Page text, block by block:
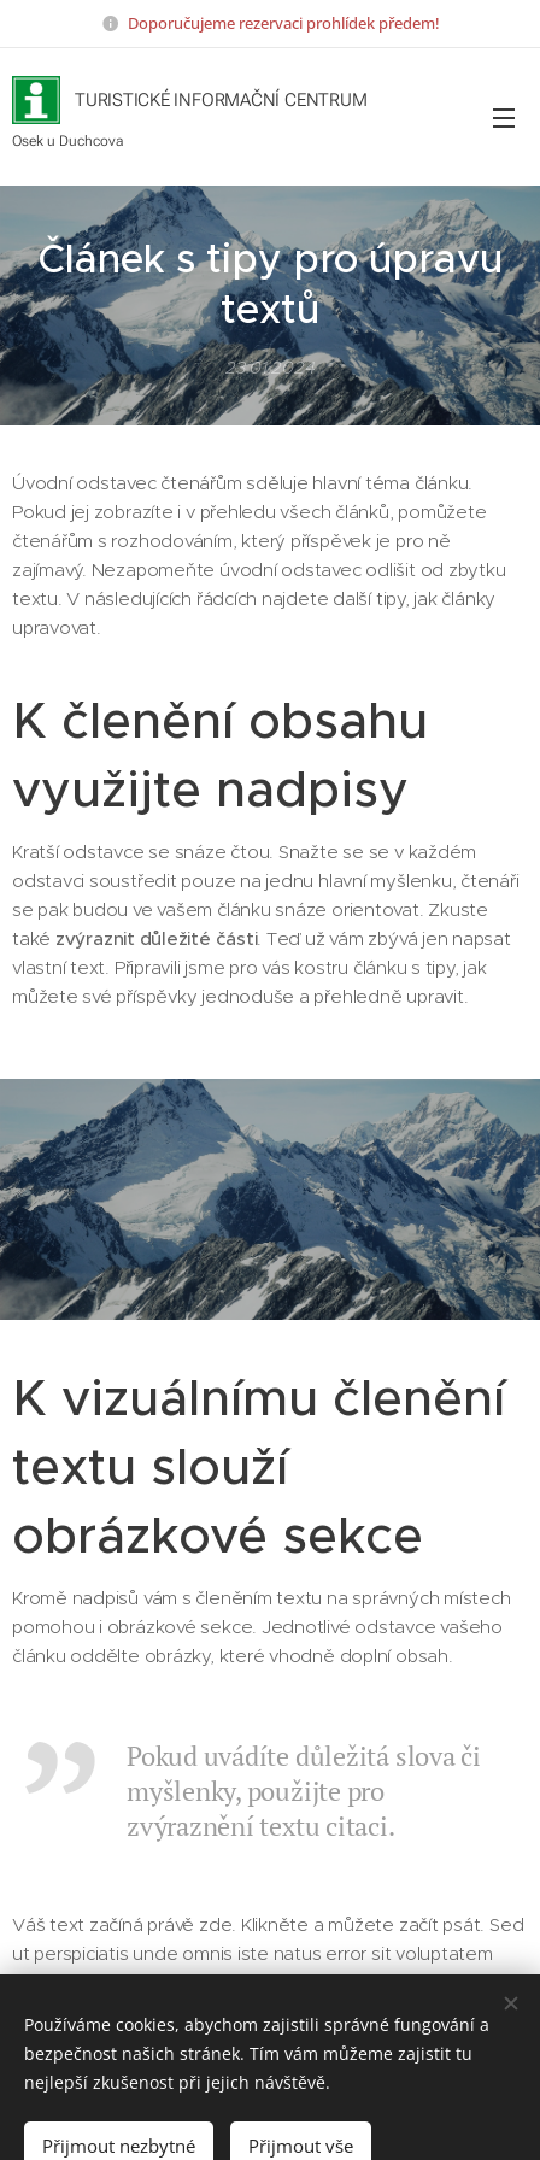
Doporučujeme rezervaci prohlídek předem!
TURISTICKÉ INFORMAČNÍ CENTRUM
Osek u Duchcova
Článek s tipy pro úpravu
textů
23.01.2024
Úvodní odstavec čtenářům sděluje hlavní téma článku.
Pokud jej zobrazíte i v přehledu všech článků, pomůžete
čtenářům s rozhodováním, který příspěvek je pro ně
zajímavý. Nezapomeňte úvodní odstavec odlišit od zbytku
textu. V následujících řádcích najdete další tipy, jak články
upravovat.
K členění obsahu
využijte nadpisy
Kratší odstavce se snáze čtou. Snažte se se v každém
odstavci soustředit pouze na jednu hlavní myšlenku, čtenáři
se pak budou ve vašem článku snáze orientovat. Zkuste
také zvýraznit důležité části. Teď už vám zbývá jen napsat
vlastní text. Připravili jsme pro vás kostru článku s tipy, jak
můžete své příspěvky jednoduše a přehledně upravit.
K vizuálnímu členění
textu slouží
obrázkové sekce
Kromě nadpisů vám s členěním textu na správných místech
pomohou i obrázkové sekce. Jednotlivé odstavce vašeho
článku oddělte obrázky, které vhodně doplní obsah.
Pokud uvádíte důležitá slova či
myšlenky, použijte pro
zvýraznění textu citaci.
Váš text začíná právě zde. Klikněte a můžete začít psát. Sed
ut perspiciatis unde omnis iste natus error sit voluptatem
accusantium doloremque laudantium totam rem aperiam
#OsekPlnyZazitku
Používáme cookies, abychom zajistili správné fungování a
bezpečnost našich stránek. Tím vám můžeme zajistit tu
nejlepší zkušenost při jejich návštěvě.
Přijmout nezbytné Přijmout vše